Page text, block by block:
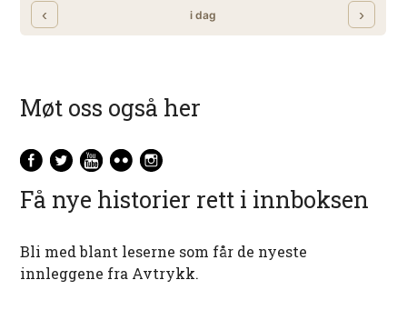
Møt oss også her
Få nye historier rett i innboksen
Bli med blant leserne som får de nyeste
innleggene fra Avtrykk.